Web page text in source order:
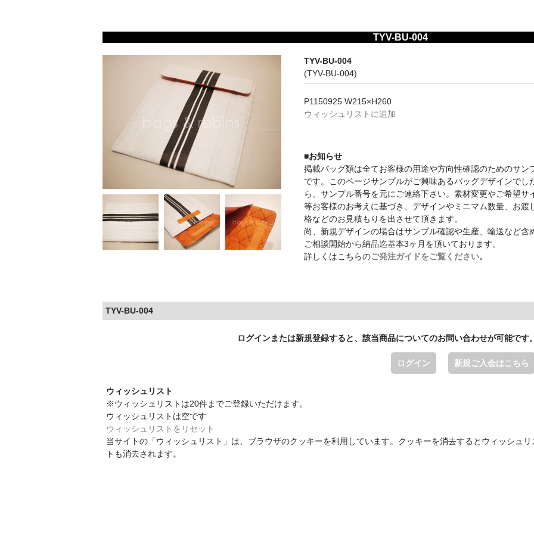
TYV-BU-004
TYV-BU-004
(TYV-BU-004)
P1150925 W215×H260
ウィッシュリストに追加
■お知らせ
掲載バッグ類は全てお客様の用途や方向性確認のためのサン
です。このページサンプルがご興味あるバッグデザインでし
ら、サンプル番号を元にご連絡下さい。素材変更やご希望サ
等お客様のお考えに基づき、デザインやミニマム数量、お渡
格などのお見積もりを出させて頂きます。
尚、新規デザインの場合はサンプル確認や生産、輸送など含
ご相談開始から納品迄基本3ヶ月を頂いております。
詳しくはこちらのご発注ガイドをご覧ください。
TYV-BU-004
ログインまたは新規登録すると、該当商品についてのお問い合わせが可能です
ログイン 新規ご入会はこちら
ウィッシュリスト
※ウィッシュリストは20件までご登録いただけます。
ウィッシュリストは空です
ウィッシュリストをリセット
当サイトの「ウィッシュリスト」は、ブラウザのクッキーを利用しています。クッキーを消去するとウィッシュリ
トも消去されます。